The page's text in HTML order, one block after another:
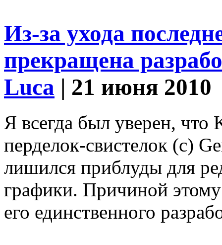
Из-за ухода
прекращена
Luca | 21 июня 2010
Я всегда был уверен, что
перделок-свистелок (c)
лишился приблуды для
графики. Причиной
его единственного